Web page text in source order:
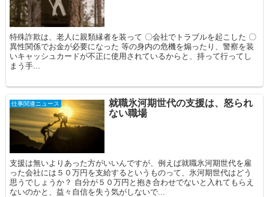
特殊詐欺は、老人に親類縁者を装って 〇会社でトラブルを起こした 〇
異性関係でお金が必要になった 等の身内の危機を煽ったり、警察を装
いキャッシュカードが不正に使用されているからと、持って行ってし
まう手...
仕事関連ニュース
就職氷河期世代の支援は、怒られ
ない職場
支援は無いよりあった方がいいんですが、例えば就職氷河期世代を雇
った会社には５０万円を支給するというものって、氷河期世代はどう
思うでしょうか？ 自分が５０万円と抱き合わせでないと入れてもらえ
ないのかと、益々自信を失う気がしないで...